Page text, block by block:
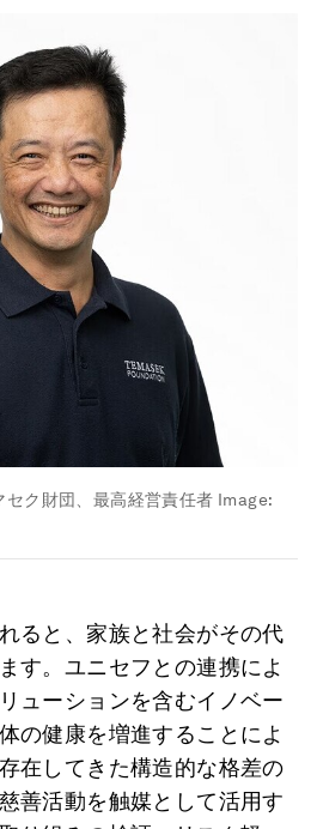
ク財団、最高経営責任者 Image:
ると、家族と社会がその代
す。ユニセフとの連携によ
ューションを含むイノベー
の健康を増進することによ
在してきた構造的な格差の
善活動を触媒として活用す